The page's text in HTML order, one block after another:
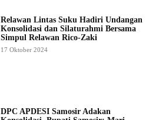
Relawan Lintas Suku Hadiri Undangan
Konsolidasi dan Silaturahmi Bersama
Simpul Relawan Rico-Zaki
17 Oktober 2024
DPC APDESI Samosir Adakan